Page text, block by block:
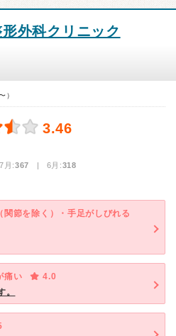
外科クリニック
）
3.46
月:367 | 6月:318
関節を除く）・手足がしびれる
痛い
4.0
。